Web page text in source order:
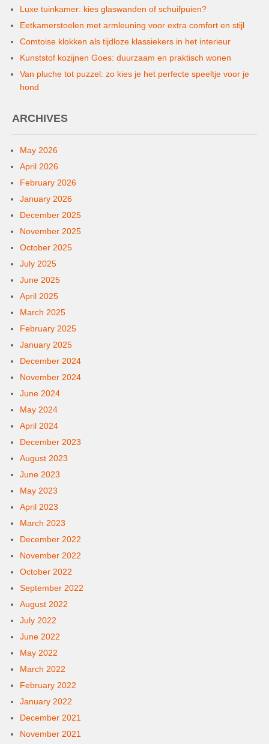
Luxe tuinkamer: kies glaswanden of schuifpuien?
Eetkamerstoelen met armleuning voor extra comfort en stijl
Comtoise klokken als tijdloze klassiekers in het interieur
Kunststof kozijnen Goes: duurzaam en praktisch wonen
Van pluche tot puzzel: zo kies je het perfecte speeltje voor je
hond
ARCHIVES
May 2026
April 2026
February 2026
January 2026
December 2025
November 2025
October 2025
July 2025
June 2025
April 2025
March 2025
February 2025
January 2025
December 2024
November 2024
June 2024
May 2024
April 2024
December 2023
August 2023
June 2023
May 2023
April 2023
March 2023
December 2022
November 2022
October 2022
September 2022
August 2022
July 2022
June 2022
May 2022
March 2022
February 2022
January 2022
December 2021
November 2021